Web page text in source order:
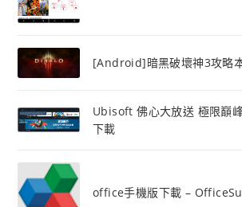
[Android]暗黑破壞神3攻略
Ubisoft 佛心大放送 極限巔
下載
office手機版下載 –